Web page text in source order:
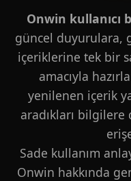
Onwin kullanıcı
güncel duyurulara,
içeriklerine tek bir
amacıyla
yenilenen içerik
aradıkları
Sade kullanım
Onwin hakkında